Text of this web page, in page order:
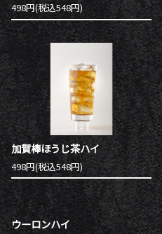
498円(税込548円)
加賀棒ほうじ茶ハイ
498円(税込548円)
ウーロンハイ